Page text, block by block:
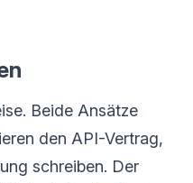
Beide Ansätze
den API-Vertrag,
schreiben. Der